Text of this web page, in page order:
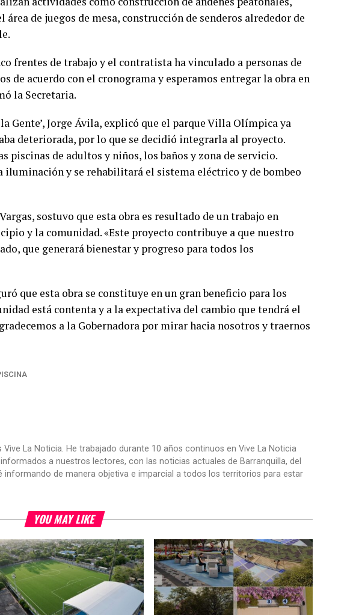
de juegos de mesa, construcción de senderos alrededor de
frentes de trabajo y el contratista ha vinculado a personas de
de acuerdo con el cronograma y esperamos entregar la obra en
la Secretaria.
Gente’, Jorge Ávila, explicó que el parque Villa Olímpica ya
deteriorada, por lo que se decidió integrarla al proyecto.
piscinas de adultos y niños, los baños y zona de servicio.
iluminación y se rehabilitará el sistema eléctrico y de bombeo
sostuvo que esta obra es resultado de un trabajo en
y la comunidad. «Este proyecto contribuye a que nuestro
que generará bienestar y progreso para todos los
que esta obra se constituye en un gran beneficio para los
está contenta y a la expectativa del cambio que tendrá el
a la Gobernadora por mirar hacia nosotros y traernos
La Noticia. He trabajado durante 10 años continuos en Vive La Noticia
a nuestros lectores, con las noticias actuales de Barranquilla, del
informando de manera objetiva e imparcial a todos los territorios para estar
YOU MAY LIKE